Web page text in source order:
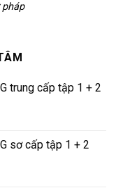
pháp
trung cấp tập 1 + 2
sơ cấp tập 1 + 2